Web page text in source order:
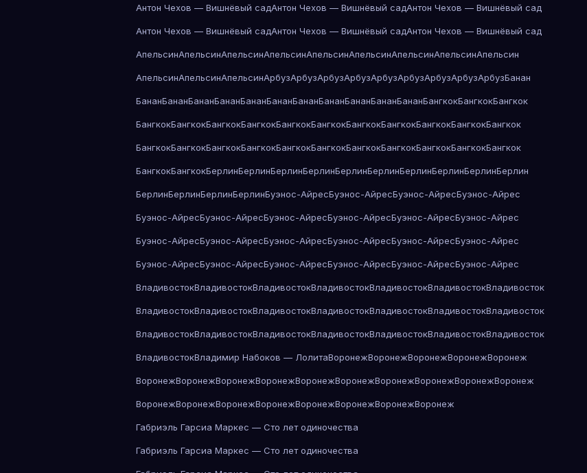
Антон Чехов — Вишнёвый садАнтон Чехов — Вишнёвый садАнтон Чехов — Вишнёвый сад
Антон Чехов — Вишнёвый садАнтон Чехов — Вишнёвый садАнтон Чехов — Вишнёвый сад
АпельсинАпельсинАпельсинАпельсинАпельсинАпельсинАпельсинАпельсинАпельсин
АпельсинАпельсинАпельсинАрбузАрбузАрбузАрбузАрбузАрбузАрбузАрбузАрбузБанан
БананБананБананБананБананБананБананБананБананБананБананБангкокБангкокБангкок
БангкокБангкокБангкокБангкокБангкокБангкокБангкокБангкокБангкокБангкокБангкок
БангкокБангкокБангкокБангкокБангкокБангкокБангкокБангкокБангкокБангкокБангкок
БангкокБангкокБерлинБерлинБерлинБерлинБерлинБерлинБерлинБерлинБерлинБерлин
БерлинБерлинБерлинБерлинБуэнос-АйресБуэнос-АйресБуэнос-АйресБуэнос-Айрес
Буэнос-АйресБуэнос-АйресБуэнос-АйресБуэнос-АйресБуэнос-АйресБуэнос-Айрес
Буэнос-АйресБуэнос-АйресБуэнос-АйресБуэнос-АйресБуэнос-АйресБуэнос-Айрес
Буэнос-АйресБуэнос-АйресБуэнос-АйресБуэнос-АйресБуэнос-АйресБуэнос-Айрес
ВладивостокВладивостокВладивостокВладивостокВладивостокВладивостокВладивосток
ВладивостокВладивостокВладивостокВладивостокВладивостокВладивостокВладивосток
ВладивостокВладивостокВладивостокВладивостокВладивостокВладивостокВладивосток
ВладивостокВладимир Набоков — ЛолитаВоронежВоронежВоронежВоронежВоронеж
ВоронежВоронежВоронежВоронежВоронежВоронежВоронежВоронежВоронежВоронеж
ВоронежВоронежВоронежВоронежВоронежВоронежВоронежВоронеж
Габриэль Гарсиа Маркес — Сто лет одиночества
Габриэль Гарсиа Маркес — Сто лет одиночества